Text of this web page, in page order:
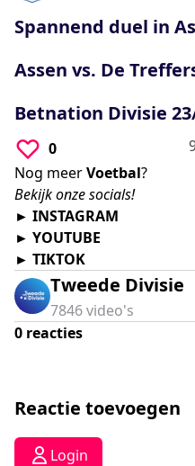
seconds
Spannend duel in
Assen vs. De
Betnation Divisie
0
Nog meerVoetbal?
Bekijk onze socials!
► INSTAGRAM
► YOUTUBE
► TIKTOK
Tweede Divisie
7846video's
0 reacties
Reactie toevoegen
Login